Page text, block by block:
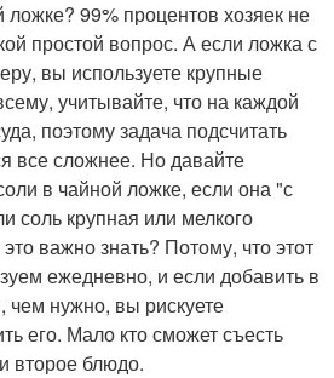
ложке? 99% процентов хозяек не
простой вопрос. А если ложка с
вы используете крупные
учитывайте, что на каждой
поэтому задача подсчитать
все сложнее. Но давайте
в чайной ложке, если она "с
соль крупная или мелкого
важно знать? Потому, что этот
ежедневно, и если добавить в
нужно, вы рискуете
его. Мало кто сможет съесть
второе блюдо.